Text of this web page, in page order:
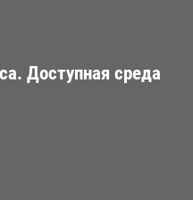
Доступная среда